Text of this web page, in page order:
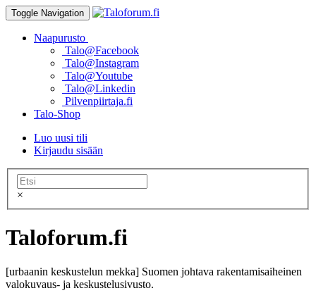
Toggle Navigation
Naapurusto
Talo@Facebook
Talo@Instagram
Talo@Youtube
Talo@Linkedin
Pilvenpiirtaja.fi
Talo-Shop
Luo uusi tili
Kirjaudu sisään
×
Taloforum.fi
[urbaanin keskustelun mekka] Suomen johtava rakentamisaiheinen
valokuvaus- ja keskustelusivusto.